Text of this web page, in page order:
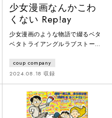
少女漫画なんかこわ
くない Rep!ay
少女漫画のような物語で綴るベタ
ベタトライアングルラブストーリ
しれない・・出会い頭に女の子と
男の子がぶつかる、あの瞬間
を・・少女漫画のあの問題に今回
こそケリをつけることが出来るの
か！？クゥカン的ニヤニヤむずキ
ュンエンターテインメント！！
coup company
2024.08.18 収録